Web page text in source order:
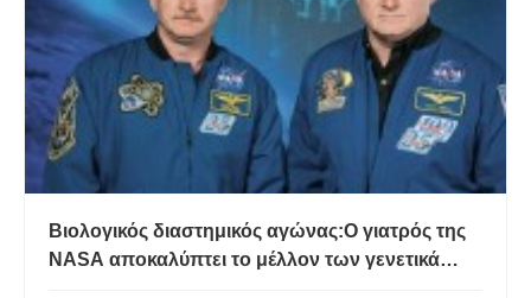
μπορούσατε να καθίσετε σε ένα μύρτιλο, θα
βλέπατε όλα
Βιολογικός διαστημικός αγώνας:Ο γιατρός της
NASA αποκαλύπτει το μέλλον των γενετικά